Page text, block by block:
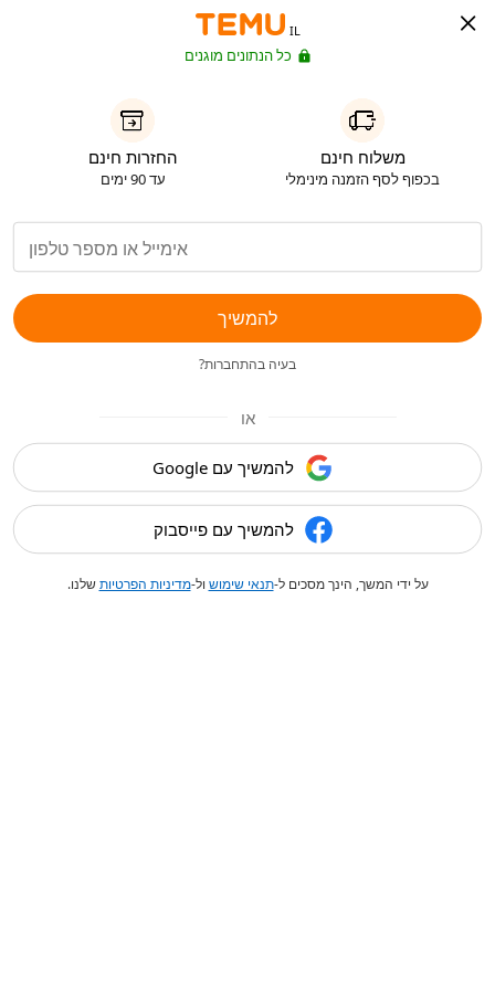
IL
כל הנתונים מוגנים
משלוח חינם
בכפוף לסף הזמנה מינימלי
החזרות חינם
עד 90 ימים
להמשיך
בעיה בהתחברות?
או
להמשיך עם Google
להמשיך עם פייסבוק
על ידי המשך, הינך מסכים ל-תנאי שימוש ול-מדיניות הפרטיותשלנו.